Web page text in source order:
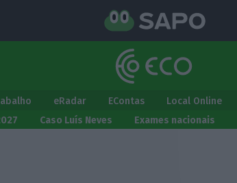
eRadar EContas Local Online
Caso Luís Neves Exames nacionais